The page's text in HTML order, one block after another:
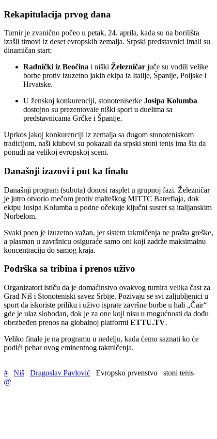
Rekapitulacija prvog dana
Turnir je zvanično počeo u petak, 24. aprila, kada su na borilišta
izašli timovi iz deset evropskih zemalja. Srpski predstavnici imali su
dinamičan start:
Radnički iz Beočina i niški Železničar juče su vodili velike
borbe protiv izuzetno jakih ekipa iz Italije, Španije, Poljske i
Hrvatske.
U ženskoj konkurenciji, stonoteniserke Josipa Kolumba
dostojno su prezentovale niški sport u duelima sa
predstavnicama Grčke i Španije.
Uprkos jakoj konkurenciji iz zemalja sa dugom stonoteniskom
tradicijom, naši klubovi su pokazali da srpski stoni tenis ima šta da
ponudi na velikoj evropskoj sceni.
Današnji izazovi i put ka finalu
Današnji program (subota) donosi rasplet u grupnoj fazi. Železničar
je jutro otvorio mečom protiv malteškog MITTC Baterflaja, dok
ekipu Josipa Kolumba u podne očekuje ključni susret sa italijanskim
Norbelom.
Svaki poen je izuzetno važan, jer sistem takmičenja ne prašta greške,
a plasman u završnicu osiguraće samo oni koji zadrže maksimalnu
koncentraciju do samog kraja.
Podrška sa tribina i prenos uživo
Organizatori ističu da je domaćinstvo ovakvog turnira velika čast za
Grad Niš i Stonoteniski savez Srbije. Pozivaju se svi zaljubljenici u
sport da iskoriste priliku i uživo isprate završne borbe u hali „Čair“
gde je ulaz slobodan, dok je za one koji nisu u mogućnosti da dođu
obezbeđen prenos na globalnoj platformi ETTU.TV.
Veliko finale je na programu u nedelju, kada ćemo saznati ko će
podići pehar ovog eminentnog takmičenja.
# Niš Dragoslav Pavlović Evropsko prvenstvo
stoni tenis
@